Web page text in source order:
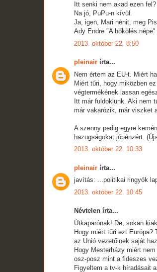
Itt senki nem akad ezen fel?
Na jó, PuPu-n kívül.
Ja, igen, Mari nénit, meg
Ady Endre "A hőkölés
2013. október 22. 8:50
pleinair írta...
Nem értem az EU-t. Miért
Miért tűri, hogy miközben
végtermékének lassan
Itt már fuldoklunk. Aki nem
már vakarózik, már viszket
A szenny pedig egyre
hazugságokat jópénzért.
2013. október 22. 10:33
pleinair írta...
javítás: ...politikai ringyók
2013. október 22. 10:45
Névtelen írta...
Útkaparónak! De, sokan
Hogy miért tűri ezt Európa?
az Unió vezetőinek saját
Hogy Mesterházy miért
osz-posz mint a fideszes
Figyeltem a tv-k híradásait